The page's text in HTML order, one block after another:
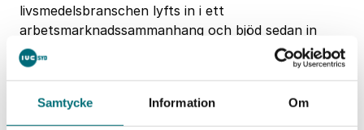
Samtycke Information Om
livsmedelsbranschen lyfts in i ett
arbetsmarknadssammanhang och bjöd sedan in
skolklasser till ett fullspäckat program.
Under besöket på Vattenhallen fick eleverna
chansen att ta reda på mer om hur jobb och
kunskaper hänger ihop med hur vi lever, äter och